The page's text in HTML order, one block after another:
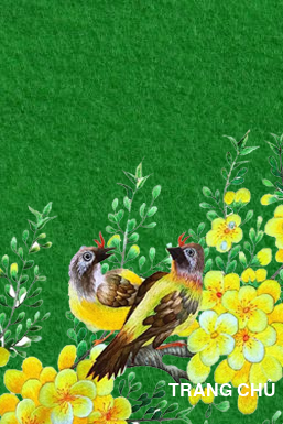
TRANG CHỦ